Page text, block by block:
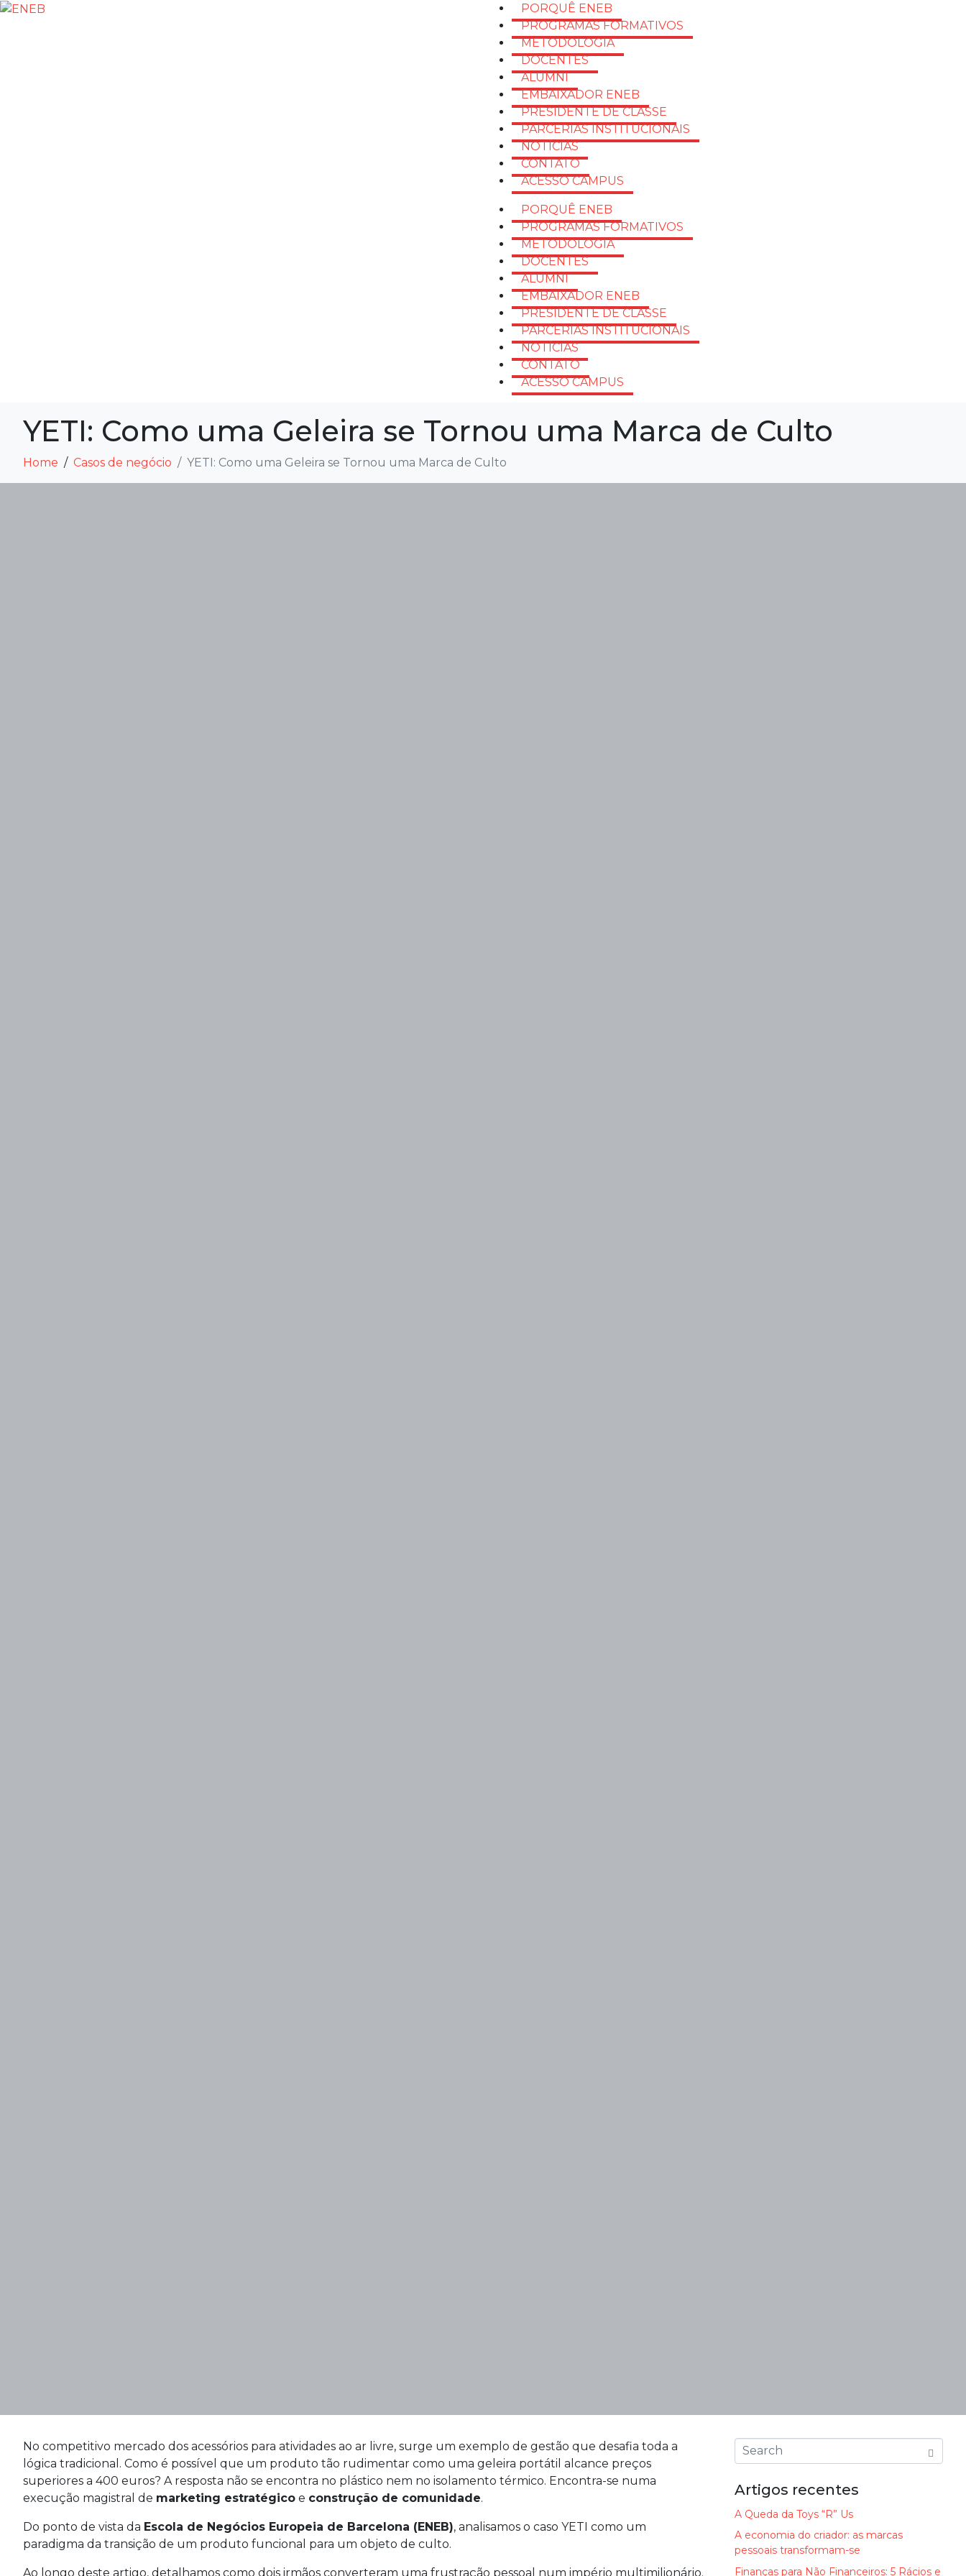
PORQUÊ ENEB
PROGRAMAS FORMATIVOS
METODOLOGIA
DOCENTES
ALUMNI
EMBAIXADOR ENEB
PRESIDENTE DE CLASSE
PARCERIAS INSTITUCIONAIS
NOTÍCIAS
CONTATO
ACESSO CAMPUS
PORQUÊ ENEB
PROGRAMAS FORMATIVOS
METODOLOGIA
DOCENTES
ALUMNI
EMBAIXADOR ENEB
PRESIDENTE DE CLASSE
PARCERIAS INSTITUCIONAIS
NOTÍCIAS
CONTATO
ACESSO CAMPUS
YETI: Como uma Geleira se Tornou uma Marca de Culto
Home Casos de negócio YETI: Como uma Geleira se Tornou uma Marca de Culto
No competitivo mercado dos acessórios para atividades ao ar livre, surge um exemplo de gestão que desafia toda a
lógica tradicional. Como é possível que um produto tão rudimentar como uma geleira portátil alcance preços
superiores a 400 euros? A resposta não se encontra no plástico nem no isolamento térmico. Encontra-se numa
execução magistral de marketing estratégico e construção de comunidade.
Do ponto de vista da Escola de Negócios Europeia de Barcelona (ENEB), analisamos o caso YETI como um
paradigma da transição de um produto funcional para um objeto de culto.
Ao longo deste artigo, detalhamos como dois irmãos converteram uma frustração pessoal num império multimilionário.
Artigos recentes
A Queda da Toys “R” Us
A economia do criador: as marcas
pessoais transformam-se
Finanças para Não Financeiros: 5 Rácios e